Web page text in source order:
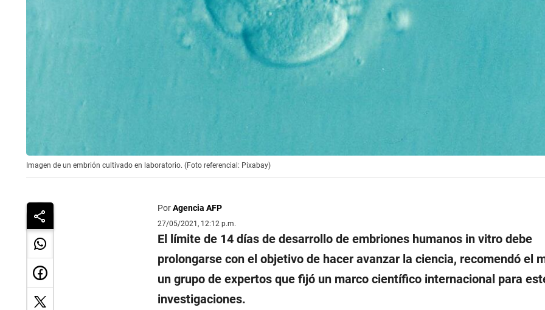
Imagen de un embrión cultivado en laboratorio. (Foto referencial: Pixabay)
PorAgencia AFP
27/05/2021, 12:12 p.m.
El límite de 14 días de desarrollo de embriones humanos in vitro debe
prolongarse con el objetivo de hacer avanzar la ciencia, recomendó el
un grupo de expertos que fijó un marco científico internacional para
investigaciones.